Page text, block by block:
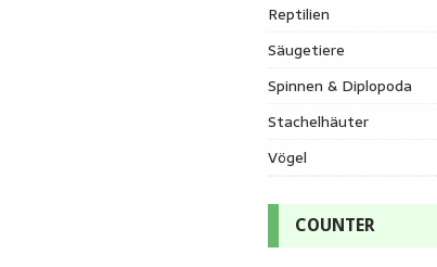
Reptilien
Säugetiere
Spinnen & Diplopoda
Stachelhäuter
Vögel
COUNTER